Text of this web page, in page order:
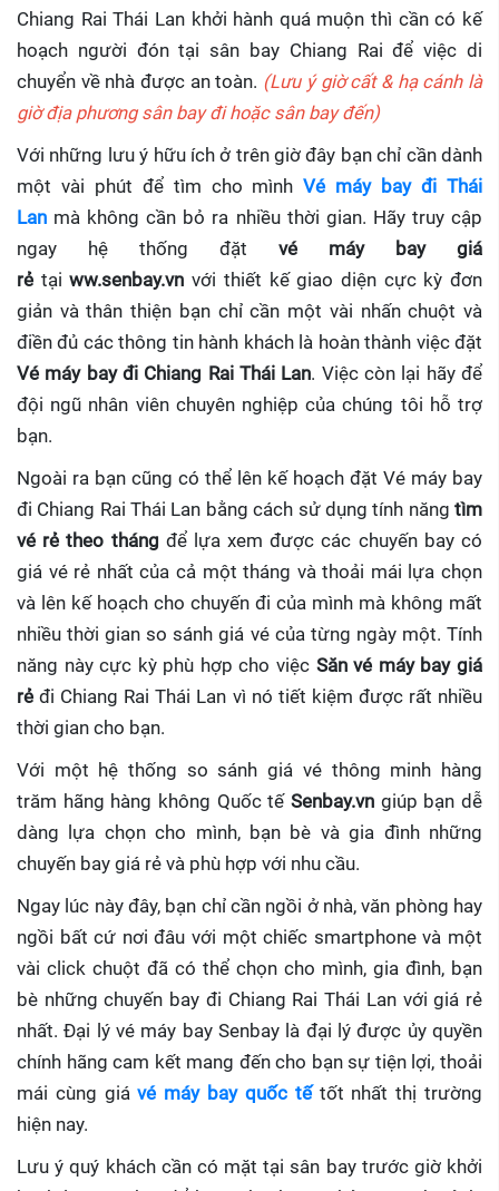
Chiang Rai Thái Lan khởi hành quá muộn thì cần có kế
hoạch người đón tại sân bay Chiang Rai để việc di
chuyển về nhà được an toàn. (Lưu ý giờ cất & hạ cánh là
giờ địa phương sân bay đi hoặc sân bay đến)
Với những lưu ý hữu ích ở trên giờ đây bạn chỉ cần dành
một vài phút để tìm cho mìnhVé máy bay đi Thái
Lan mà không cần bỏ ra nhiều thời gian. Hãy truy cập
ngay hệ thống đặt vé máy bay giá
rẻ tạiww.senbay.vn với thiết kế giao diện cực kỳ đơn
giản và thân thiện bạn chỉ cần một vài nhấn chuột và
điền đủ các thông tin hành khách là hoàn thành việc đặt
Vé máy bay đi Chiang Rai Thái Lan. Việc còn lại hãy để
đội ngũ nhân viên chuyên nghiệp của chúng tôi hỗ trợ
bạn.
Ngoài ra bạn cũng có thể lên kế hoạch đặt Vé máy bay
đi Chiang Rai Thái Lan bằng cách sử dụng tính năng tìm
vé rẻ theo tháng để lựa xem được các chuyến bay có
giá vé rẻ nhất của cả một tháng và thoải mái lựa chọn
và lên kế hoạch cho chuyến đi của mình mà không mất
nhiều thời gian so sánh giá vé của từng ngày một. Tính
năng này cực kỳ phù hợp cho việc Săn vé máy bay giá
rẻđi Chiang Rai Thái Lan vì nó tiết kiệm được rất nhiều
thời gian cho bạn.
Với một hệ thống so sánh giá vé thông minh hàng
trăm hãng hàng không Quốc tế Senbay.vn giúp bạn dễ
dàng lựa chọn cho mình, bạn bè và gia đình những
chuyến bay giá rẻ và phù hợp với nhu cầu.
Ngay lúc này đây, bạn chỉ cần ngồi ở nhà, văn phòng hay
ngồi bất cứ nơi đâu với một chiếc smartphone và một
vài click chuột đã có thể chọn cho mình, gia đình, bạn
bè những chuyến bay đi Chiang Rai Thái Lan với giá rẻ
nhất. Đại lý vé máy bay Senbay là đại lý được ủy quyền
chính hãng cam kết mang đến cho bạn sự tiện lợi, thoải
mái cùng giávé máy bay quốc tế tốt nhất thị trường
hiện nay.
Lưu ý quý khách cần có mặt tại sân bay trước giờ khởi